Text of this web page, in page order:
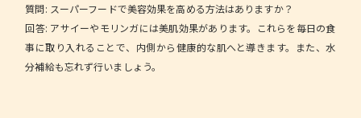
質問: スーパーフードで美容効果を高める方法はありますか？
回答: アサイーやモリンガには美肌効果があります。これらを毎日の食
事に取り入れることで、内側から健康的な肌へと導きます。また、水
分補給も忘れず行いましょう。